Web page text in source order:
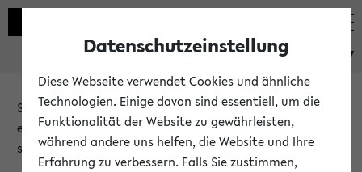
eKVV
Sie möchten auf eine eKVV Funktion zugreifen, die Ihnen
erst nach einer Anmeldung am System zur Verfügung
steht.
Datenschutzeinstellung
Diese Webseite verwendet Cookies und ähnliche
Technologien. Einige davon sind essentiell, um die
Funktionalität der Website zu gewährleisten,
während andere uns helfen, die Website und Ihre
Erfahrung zu verbessern. Falls Sie zustimmen,